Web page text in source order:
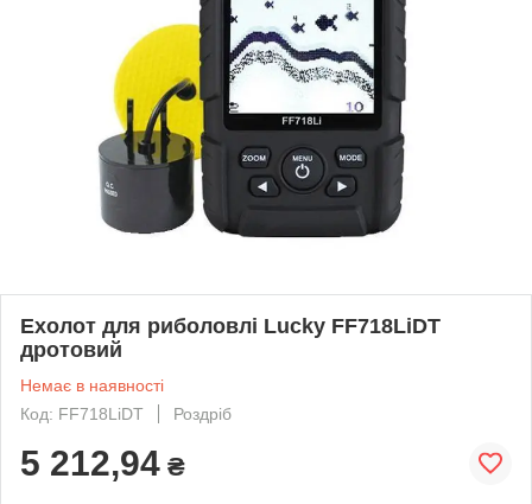
Ехолот для риболовлі Lucky FF718LiDT
дротовий
Немає в наявності
Код: FF718LiDT
Роздріб
5 212,94 ₴